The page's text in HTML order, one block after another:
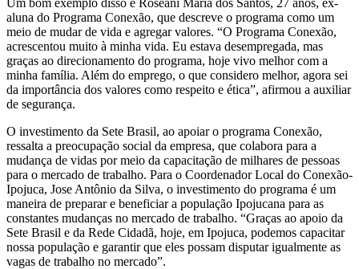
aluna do Programa Conexão, que descreve o programa como um
meio de mudar de vida e agregar valores. “O Programa Conexão,
acrescentou muito à minha vida. Eu estava desempregada, mas
graças ao direcionamento do programa, hoje vivo melhor com a
minha família. Além do emprego, o que considero melhor, agora sei
da importância dos valores como respeito e ética”, afirmou a auxiliar
de segurança.
O investimento da Sete Brasil, ao apoiar o programa Conexão,
ressalta a preocupação social da empresa, que colabora para a
mudança de vidas por meio da capacitação de milhares de pessoas
para o mercado de trabalho. Para o Coordenador Local do Conexão-
Ipojuca, Jose Antônio da Silva, o investimento do programa é um
maneira de preparar e beneficiar a população Ipojucana para as
constantes mudanças no mercado de trabalho. “Graças ao apoio da
Sete Brasil e da Rede Cidadã, hoje, em Ipojuca, podemos capacitar
nossa população e garantir que eles possam disputar igualmente as
vagas de trabalho no mercado”.